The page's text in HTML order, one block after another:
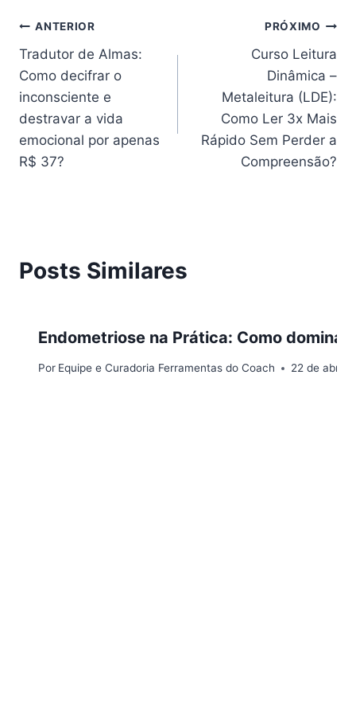
Navegação
de
Post
ANTERIOR
Tradutor de Almas:
Como decifrar o
inconsciente e
destravar a vida
emocional por apenas
R$ 37?
PRÓXIMO
Curso Leitura
Dinâmica –
Metaleitura (LDE):
Como Ler 3x Mais
Rápido Sem Perder a
Compreensão?
Posts Similares
Endometriose na Prática: Como
Por Equipe e Curadoria Ferramentas do Coach 22 de abril